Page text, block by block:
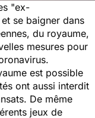
"ex-
se baigner dans
du royaume,
mesures pour
est possible
ont aussi interdit
De même
jeux de